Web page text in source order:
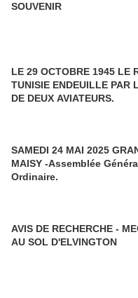
SOUVENIR
LE 29 OCTOBRE 1945 LE
TUNISIE ENDEUILLE PAR
DE DEUX AVIATEURS.
SAMEDI 24 MAI 2025
MAISY -Assemblée
Ordinaire.
AVIS DE RECHERCHE -
AU SOL D'ELVINGTON